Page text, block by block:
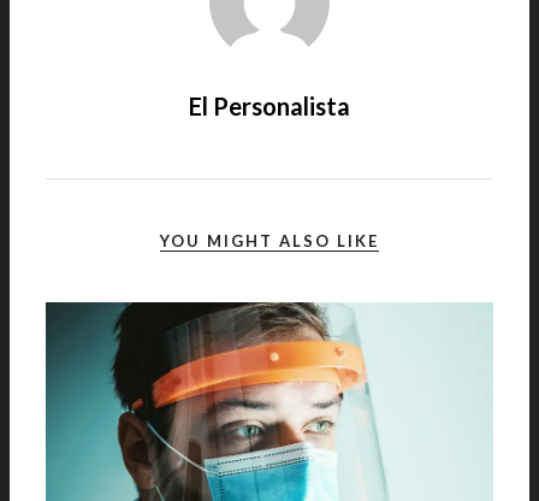
El Personalista
YOU MIGHT ALSO LIKE